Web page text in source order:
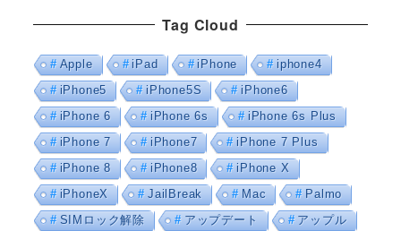
Tag Cloud
Apple iPad iPhone
iphone4
iPhone5
iPhone5S
iPhone6
iPhone 6
iPhone 6s
iPhone 6s Plus
iPhone 7
iPhone7
iPhone 7 Plus
iPhone 8
iPhone8
iPhone X
iPhoneX
JailBreak Mac
Palmo
SIMロック解除
アップデート
アップル